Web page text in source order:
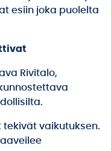
esiin joka puolelta
Rivitalo,
vaikutuksen.